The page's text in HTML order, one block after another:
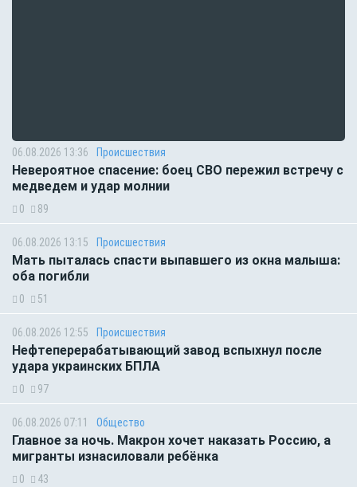
06.08.2026 13:36 Происшествия
Невероятное спасение: боец СВО пережил встречу с
медведем и удар молнии
0 89
06.08.2026 13:15 Происшествия
Мать пыталась спасти выпавшего из окна малыша:
оба погибли
0 51
06.08.2026 12:55 Происшествия
Нефтеперерабатывающий завод вспыхнул после
удара украинских БПЛА
0 97
06.08.2026 07:11 Общество
Главное за ночь. Макрон хочет наказать Россию, а
мигранты изнасиловали ребёнка
0 43